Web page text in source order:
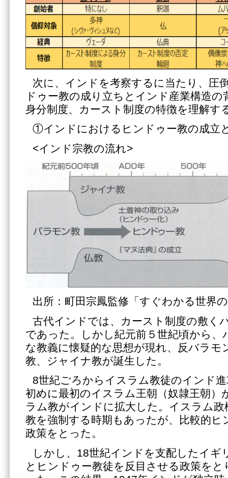
次に、インドを考察するに当たり、圧
ドゥー教の成り立ちとインド産業構造
身分制度、カースト制度の特徴を理解す
①インドにおけるヒンドゥー教の成立
<インド宗教の流れ>
出所：町田宗鳳監修「すぐわかる世界
古代インドでは、カースト制度の敷く
であった。しかし紀元前５世紀頃から、
な教義に懐疑的な思想が現れ、反バラモ
教、ジャイナ教が誕生した。
8世紀ごろからイスラム教徒のインド
初めに最初のイスラム王朝（奴隷王朝）
ラム教がインドに拡大した。イスラム
教を強制する時期もあったが、比較的ヒ
政策をとった。
しかし、18世紀インドを支配したイギ
とヒンドゥー教徒を反目させる政策をと